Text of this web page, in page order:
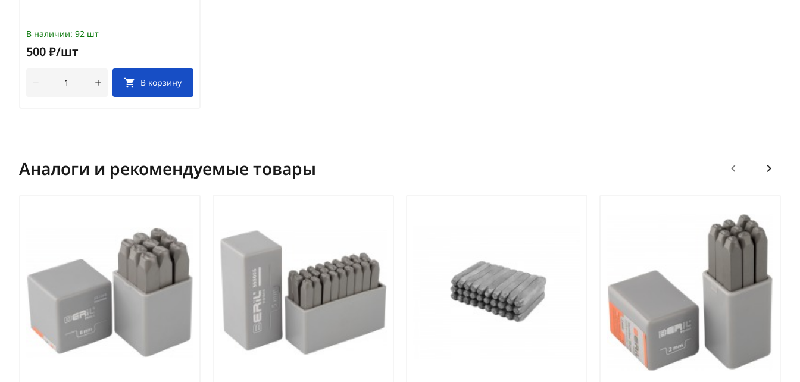
В наличии: 92 шт
500 ₽/шт
В корзину
Аналоги и рекомендуемые товары